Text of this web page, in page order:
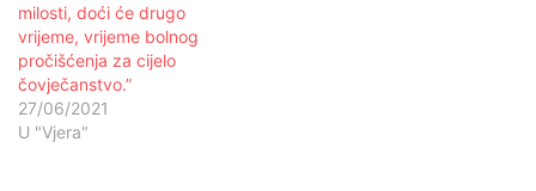
milosti, doći će drugo
vrijeme, vrijeme bolnog
pročišćenja za cijelo
čovječanstvo.”
27/06/2021
U "Vjera"